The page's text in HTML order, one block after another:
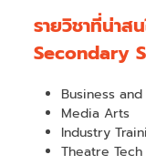
รายวิชาที่น่าส
Secondary
Business
Media Arts
Industry
Theatre